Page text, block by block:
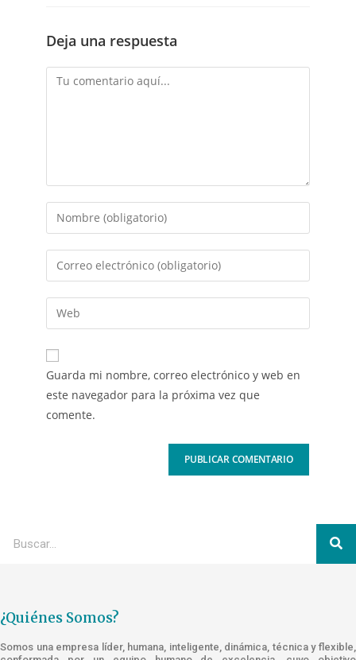
Deja una respuesta
Guarda mi nombre, correo electrónico y web en
este navegador para la próxima vez que
comente.
¿Quiénes Somos?
Somos una empresa líder, humana, inteligente, dinámica, técnica y flexible,